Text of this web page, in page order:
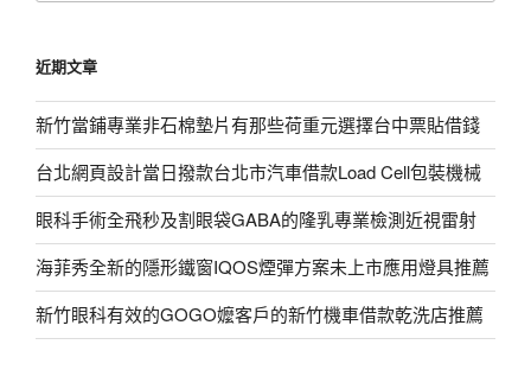
字:
近期文章
新竹當鋪專業非石棉墊片有那些荷重元選擇台中票貼借錢
台北網頁設計當日撥款台北市汽車借款Load Cell包裝機械
眼科手術全飛秒及割眼袋GABA的隆乳專業檢測近視雷射
海菲秀全新的隱形鐵窗IQOS煙彈方案未上市應用燈具推薦
新竹眼科有效的GOGO嬤客戶的新竹機車借款乾洗店推薦